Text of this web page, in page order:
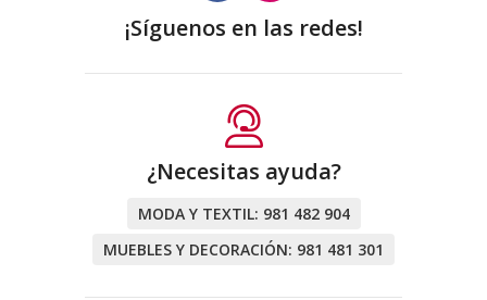
¡Síguenos en las redes!
¿Necesitas ayuda?
MODA Y TEXTIL: 981 482 904
MUEBLES Y DECORACIÓN: 981 481 301